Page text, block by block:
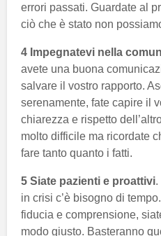
errori passati. Guardate al
ciò che è stato non
4 Impegnatevi nella
avete una buona
salvare il vostro rapporto.
serenamente, fate capire il
chiarezza e rispetto
molto difficile ma ricordate
fare tanto quanto i fatti.
5 Siate pazienti e proattivi.
in crisi c’è bisogno di
fiducia e comprensione,
modo giusto. Basteranno